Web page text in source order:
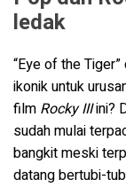
ledak
“Eye of the
ikonik untuk
film Rocky IIIini?
sudah mulai
bangkit meski
datang bertubi-